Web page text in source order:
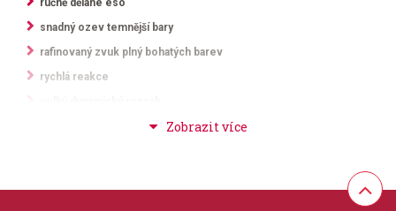
ručně dělané eso
snadný ozev temnější bary
rafinovaný zvuk plný bohatých barev
rychlá reakce